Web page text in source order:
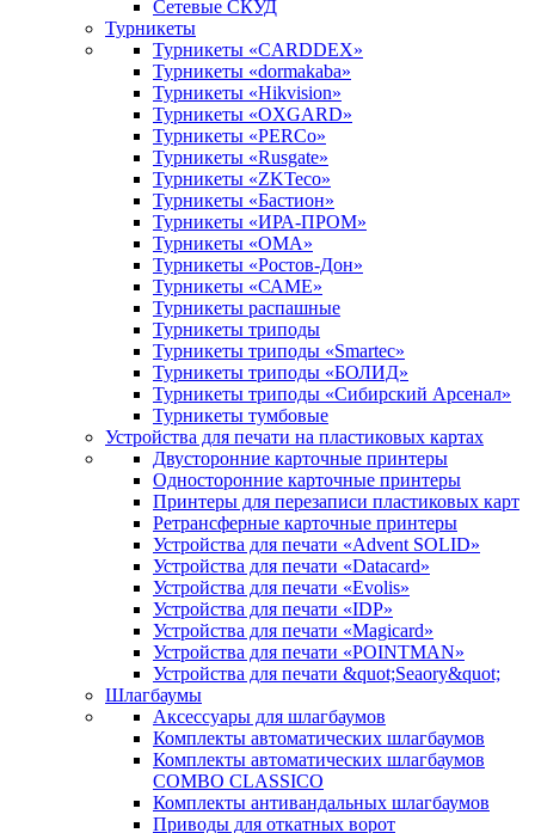
Сетевые СКУД
Турникеты
Турникеты «CARDDEX»
Турникеты «dormakaba»
Турникеты «Hikvision»
Турникеты «OXGARD»
Турникеты «PERCo»
Турникеты «Rusgate»
Турникеты «ZKTeco»
Турникеты «Бастион»
Турникеты «ИРА-ПРОМ»
Турникеты «ОМА»
Турникеты «Ростов-Дон»
Турникеты «САМЕ»
Турникеты распашные
Турникеты триподы
Турникеты триподы «Smartec»
Турникеты триподы «БОЛИД»
Турникеты триподы «Сибирский Арсенал»
Турникеты тумбовые
Устройства для печати на пластиковых картах
Двусторонние карточные принтеры
Односторонние карточные принтеры
Принтеры для перезаписи пластиковых карт
Ретрансферные карточные принтеры
Устройства для печати «Advent SOLID»
Устройства для печати «Datacard»
Устройства для печати «Evolis»
Устройства для печати «IDP»
Устройства для печати «Magicard»
Устройства для печати «POINTMAN»
Устройства для печати &quot;Seaory&quot;
Шлагбаумы
Аксессуары для шлагбаумов
Комплекты автоматических шлагбаумов
Комплекты автоматических шлагбаумов
COMBO CLASSICO
Комплекты антивандальных шлагбаумов
Приводы для откатных ворот